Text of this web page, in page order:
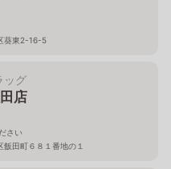
葵東2-16-5
ッグ
店
さい
田町６８１番地の１